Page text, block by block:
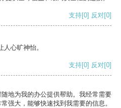
支持[0] 反对[0]
心旷神怡。
支持[0] 反对[0]
地为我的办公提供帮助。我经常需要
强大，能够快速找到我需要的信息。